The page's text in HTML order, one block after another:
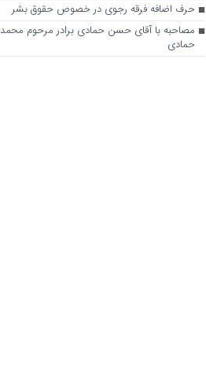
حرف اضافه فرقه رجوی در خصوص حقوق بشر
مصاحبه با آقای حسن حمادی برادر مرحوم محمد
حمادی